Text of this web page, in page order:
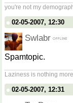
you're not my
02-05-2007, 12:30
Swlabr
Spamtopic.
Laziness is nothing
02-05-2007, 12:31